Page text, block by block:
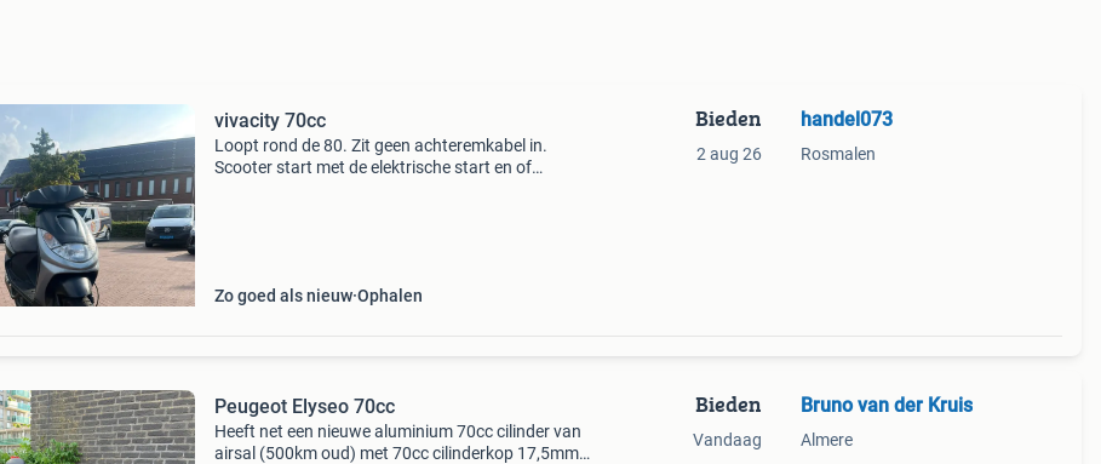
vivacity 70cc
Loopt rond de 80. Zit geen achteremkabel in.
Scooter start met de elektrische start en of
Zo goed als nieuw Ophalen
Bieden
2 aug 26
handel073
Rosmalen
Peugeot Elyseo 70cc
Heeft net een nieuwe aluminium 70cc cilinder van
airsal (500km oud) met 70cc cilinderkop 17,5mm
Bieden
Vandaag
Bruno van der Kruis
Almere